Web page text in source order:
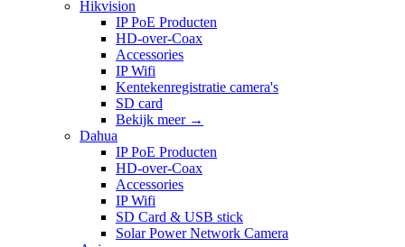
Hikvision
IP PoE Producten
HD-over-Coax
Accessories
IP Wifi
Kentekenregistratie camera's
SD card
Bekijk meer →
Dahua
IP PoE Producten
HD-over-Coax
Accessories
IP Wifi
SD Card & USB stick
Solar Power Network Camera